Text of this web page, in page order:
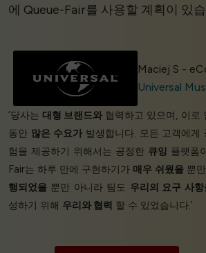
에 Queue-Fair를 사용할 계획이 있습
Maciej S -
Universal
‘당사는 대형 브랜드와 협력하고 있으며, 이로
동안 많은 수요가발생합니다. 모든 고객에게
험을 제공하기 위해서는 공정한 큐잉 플랫폼
Fair는 하루 만에 구현하기가 매우 쉬웠을뿐
행되었을 뿐만 아니라 팀도 우리의 요구 사
성하기 위해 우리와 협력 할 수 있었습니다.’